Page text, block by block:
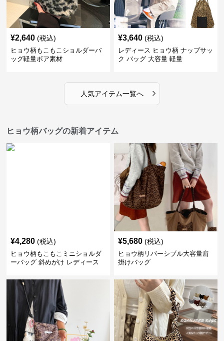
¥2,640 (税込)
ヒョウ柄もこもこショルダーバ
ッグ軽量ボア素材
¥3,640 (税込)
レディース ヒョウ柄 ナップサッ
ク バッグ 大容量 軽量
人気アイテム一覧へ ›
ヒョウ柄バッグの新着アイテム
¥4,280 (税込)
ヒョウ柄もこもこミニショルダ
ーバッグ 斜めがけ レディース
¥5,680 (税込)
ヒョウ柄リバーシブル大容量肩
掛けバッグ